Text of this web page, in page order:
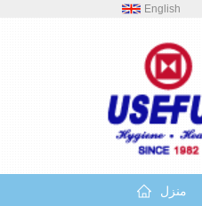
English
منزل